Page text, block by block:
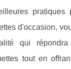
pratiques
d'occasion,
qui
tout en